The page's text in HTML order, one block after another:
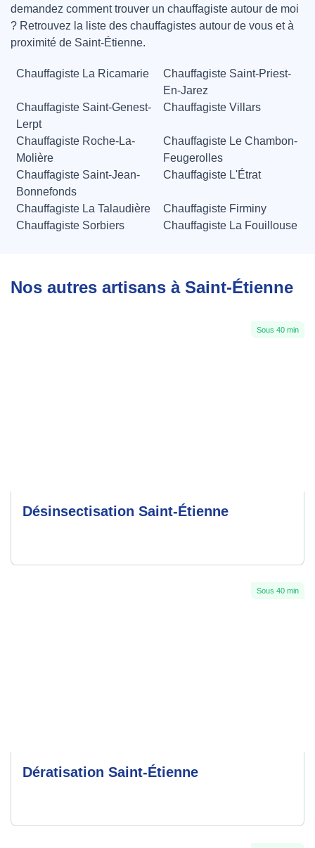
demandez comment trouver un chauffagiste autour de moi
? Retrouvez la liste des chauffagistes autour de vous et à
proximité de Saint-Étienne.
Chauffagiste La Ricamarie
Chauffagiste Saint-Priest-
En-Jarez
Chauffagiste Saint-Genest-
Lerpt
Chauffagiste Villars
Chauffagiste Roche-La-
Molière
Chauffagiste Le Chambon-
Feugerolles
Chauffagiste Saint-Jean-
Bonnefonds
Chauffagiste L'Étrat
Chauffagiste La Talaudière
Chauffagiste Firminy
Chauffagiste Sorbiers
Chauffagiste La Fouillouse
Nos autres artisans à Saint-Étienne
Sous 40 min
Désinsectisation Saint-Étienne
Sous 40 min
Dératisation Saint-Étienne